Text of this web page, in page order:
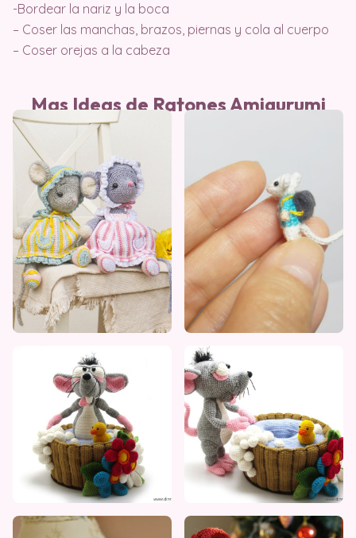
-Bordear la nariz y la boca
– Coser las manchas, brazos, piernas y cola al cuerpo
– Coser orejas a la cabeza
Mas Ideas de Ratones Amigurumi